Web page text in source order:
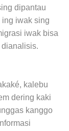
dipantau
iwak sing
iwak bisa
kalebu
dering kaki
kanggo